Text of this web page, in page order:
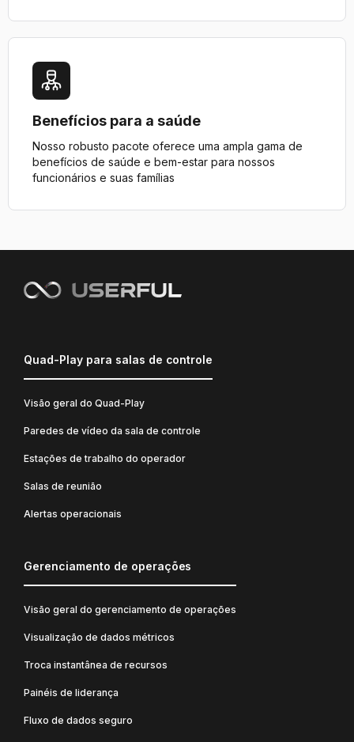
Benefícios para a saúde
Nosso robusto pacote oferece uma ampla gama de
benefícios de saúde e bem-estar para nossos
funcionários e suas famílias
Quad-Play para salas de controle
Visão geral do Quad-Play
Paredes de vídeo da sala de controle
Estações de trabalho do operador
Salas de reunião
Alertas operacionais
Gerenciamento de operações
Visão geral do gerenciamento de operações
Visualização de dados métricos
Troca instantânea de recursos
Painéis de liderança
Fluxo de dados seguro